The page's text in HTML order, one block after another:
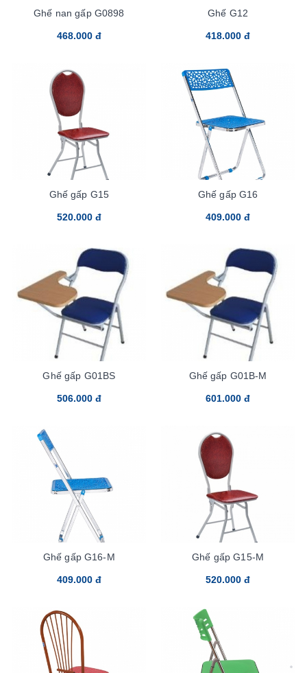
Ghế nan gấp G0898
468.000 đ
Ghế G12
418.000 đ
Ghế gấp G15
520.000 đ
Ghế gấp G16
409.000 đ
Ghế gấp G01BS
506.000 đ
Ghế gấp G01B-M
601.000 đ
Ghế gấp G16-M
409.000 đ
Ghế gấp G15-M
520.000 đ